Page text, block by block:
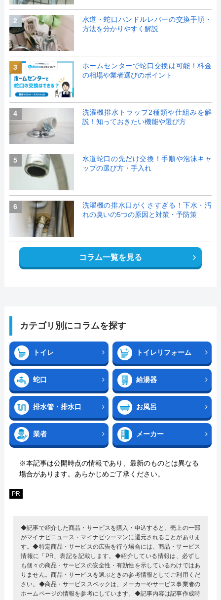
2
水道・蛇口ハンドルレバーの交換手順・
方法を分かりやすく解説
3
ホームセンターで蛇口交換は可能！料金
の相場や業者選びのポイント
4
洗濯機排水トラップ2種類や仕組みを解
説！知っておきたい機能や選び方
5
水道蛇口の先だけ交換！手順や泡沫キャ
ップの選び方・手入れ
6
洗濯機の排水口がくさすぎる！下水・汚
れの臭いの5つの原因と対策・予防策
コラム一覧を見る
カテゴリ別にコラムを探す
トイレ トイレリフォーム
蛇口 給湯器
排水管・排水口 お風呂
業者 メーカー
※本記事は公開時点の情報であり、最新のものとは異なる
場合があります。あらかじめご了承ください。
PR
◆記事で紹介した商品・サービスを購入・申込すると、売上の一部
がマイナビニュース・マイナビウーマンに還元されることがありま
す。◆特定商品・サービスの広告を行う場合には、商品・サービス
情報に「PR」表記を記載します。◆紹介している情報は、必ずし
も個々の商品・サービスの安全性・有効性を示しているわけではあ
りません。商品・サービスを選ぶときの参考情報としてご利用くだ
さい。◆商品・サービススペックは、メーカーやサービス事業者の
ホームページの情報を参考にしています。◆記事内容は記事作成時